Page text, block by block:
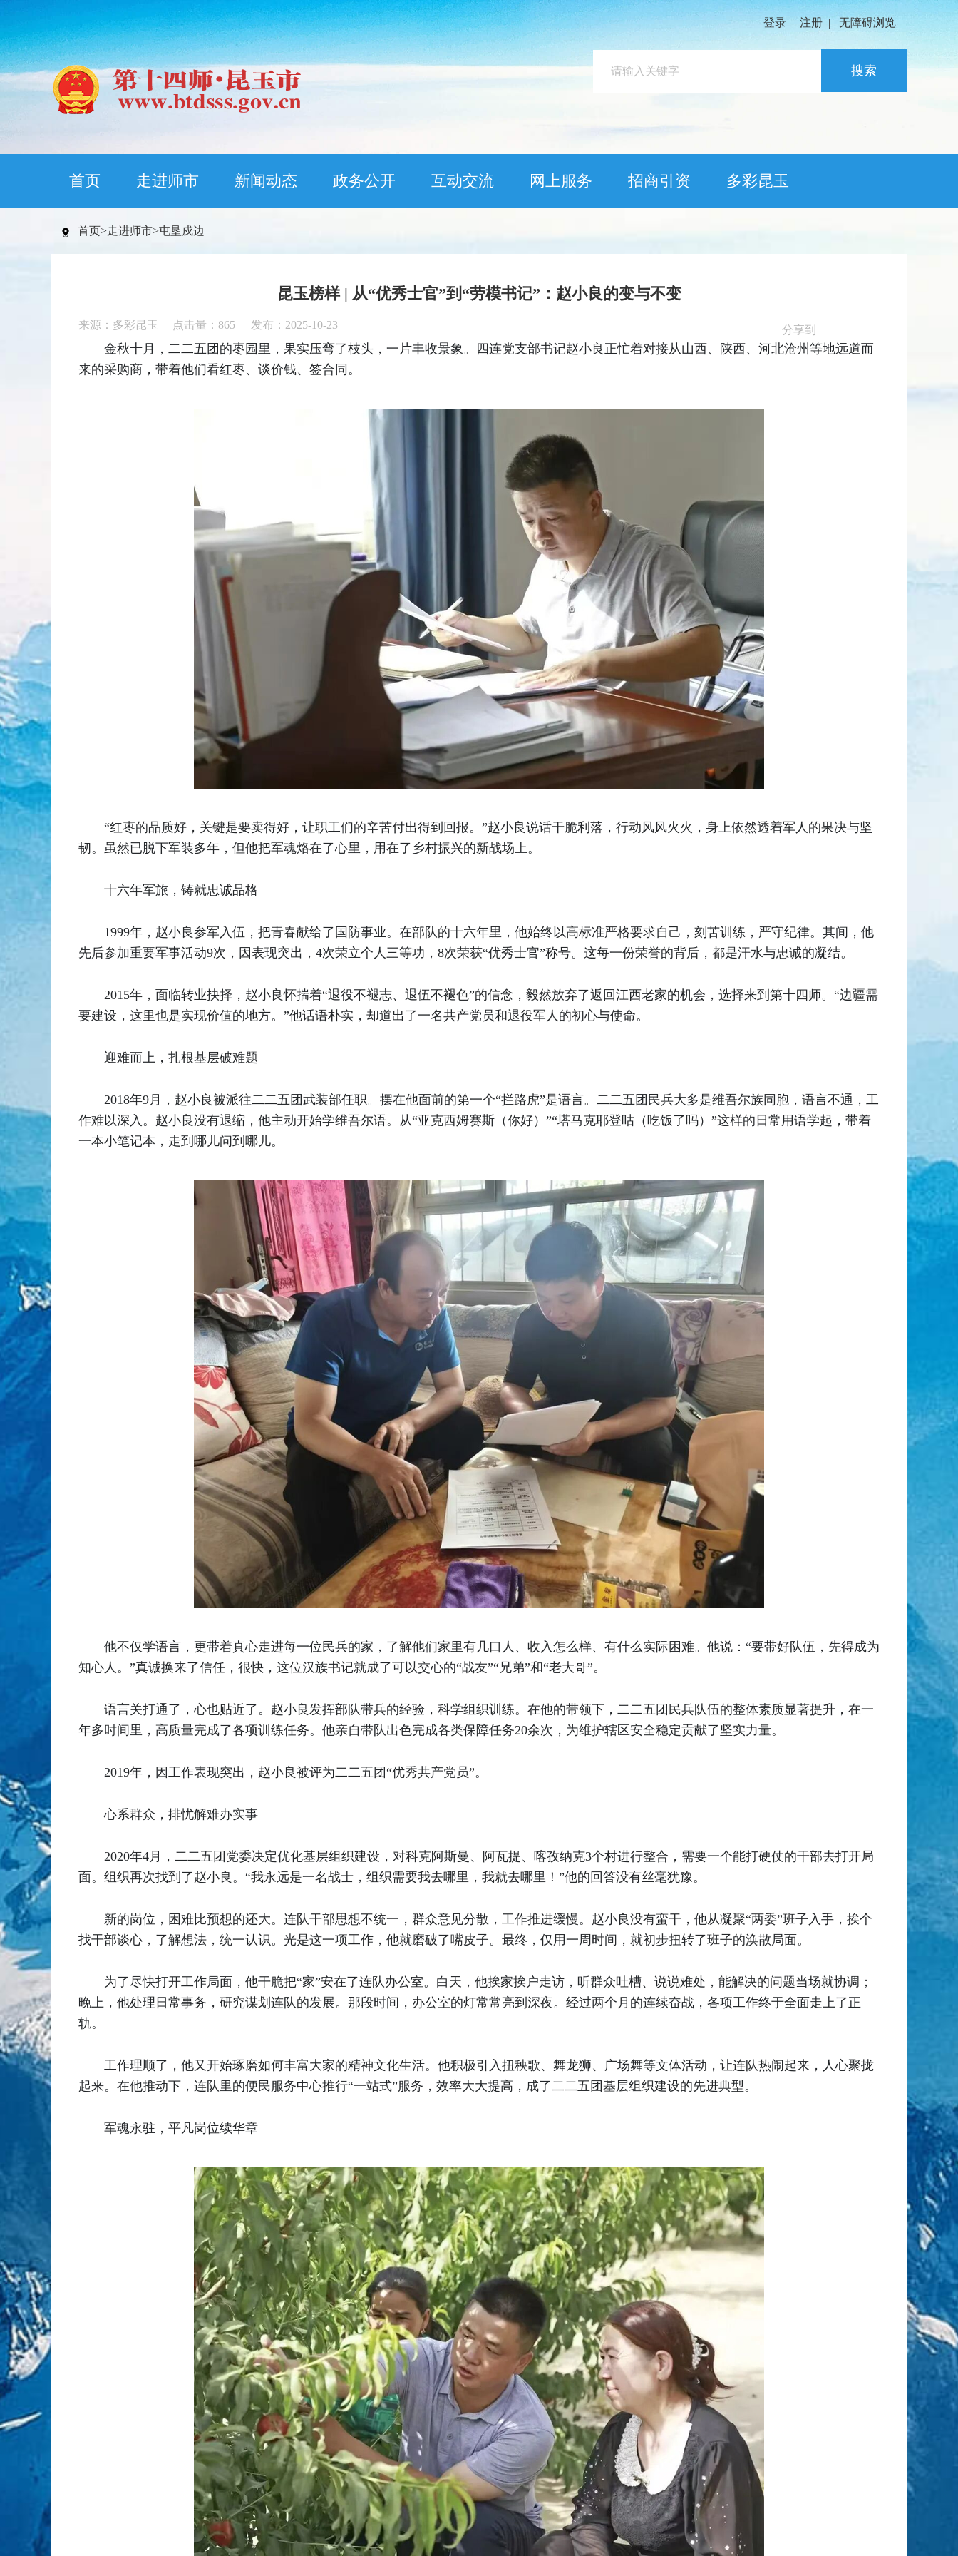
登录 | 注册 | 无障碍浏览
搜索
首页 走进师市 新闻动态 政务公开 互动交流 网上服务 招商引资 多彩昆玉
首页>走进师市>屯垦戍边
昆玉榜样 | 从“优秀士官”到“劳模书记”：赵小良的变与不变
来源：多彩昆玉 点击量： 865 发布：2025-10-23 分享到
金秋十月，二二五团的枣园里，果实压弯了枝头，一片丰收景象。四连党支部书记赵小良正忙着对接从山西、陕西、河北沧州等地远道而
来的采购商，带着他们看红枣、谈价钱、签合同。
“红枣的品质好，关键是要卖得好，让职工们的辛苦付出得到回报。”赵小良说话干脆利落，行动风风火火，身上依然透着军人的果决与坚
韧。虽然已脱下军装多年，但他把军魂烙在了心里，用在了乡村振兴的新战场上。
十六年军旅，铸就忠诚品格
1999年，赵小良参军入伍，把青春献给了国防事业。在部队的十六年里，他始终以高标准严格要求自己，刻苦训练，严守纪律。其间，他
先后参加重要军事活动9次，因表现突出，4次荣立个人三等功，8次荣获“优秀士官”称号。这每一份荣誉的背后，都是汗水与忠诚的凝结。
2015年，面临转业抉择，赵小良怀揣着“退役不褪志、退伍不褪色”的信念，毅然放弃了返回江西老家的机会，选择来到第十四师。“边疆需
要建设，这里也是实现价值的地方。”他话语朴实，却道出了一名共产党员和退役军人的初心与使命。
迎难而上，扎根基层破难题
2018年9月，赵小良被派往二二五团武装部任职。摆在他面前的第一个“拦路虎”是语言。二二五团民兵大多是维吾尔族同胞，语言不通，工
作难以深入。赵小良没有退缩，他主动开始学维吾尔语。从“亚克西姆赛斯（你好）”“塔马克耶登咕（吃饭了吗）”这样的日常用语学起，带着
一本小笔记本，走到哪儿问到哪儿。
他不仅学语言，更带着真心走进每一位民兵的家，了解他们家里有几口人、收入怎么样、有什么实际困难。他说：“要带好队伍，先得成为
知心人。”真诚换来了信任，很快，这位汉族书记就成了可以交心的“战友”“兄弟”和“老大哥”。
语言关打通了，心也贴近了。赵小良发挥部队带兵的经验，科学组织训练。在他的带领下，二二五团民兵队伍的整体素质显著提升，在一
年多时间里，高质量完成了各项训练任务。他亲自带队出色完成各类保障任务20余次，为维护辖区安全稳定贡献了坚实力量。
2019年，因工作表现突出，赵小良被评为二二五团“优秀共产党员”。
心系群众，排忧解难办实事
2020年4月，二二五团党委决定优化基层组织建设，对科克阿斯曼、阿瓦提、喀孜纳克3个村进行整合，需要一个能打硬仗的干部去打开局
面。组织再次找到了赵小良。“我永远是一名战士，组织需要我去哪里，我就去哪里！”他的回答没有丝毫犹豫。
新的岗位，困难比预想的还大。连队干部思想不统一，群众意见分散，工作推进缓慢。赵小良没有蛮干，他从凝聚“两委”班子入手，挨个
找干部谈心，了解想法，统一认识。光是这一项工作，他就磨破了嘴皮子。最终，仅用一周时间，就初步扭转了班子的涣散局面。
为了尽快打开工作局面，他干脆把“家”安在了连队办公室。白天，他挨家挨户走访，听群众吐槽、说说难处，能解决的问题当场就协调；
晚上，他处理日常事务，研究谋划连队的发展。那段时间，办公室的灯常常亮到深夜。经过两个月的连续奋战，各项工作终于全面走上了正
轨。
工作理顺了，他又开始琢磨如何丰富大家的精神文化生活。他积极引入扭秧歌、舞龙狮、广场舞等文体活动，让连队热闹起来，人心聚拢
起来。在他推动下，连队里的便民服务中心推行“一站式”服务，效率大大提高，成了二二五团基层组织建设的先进典型。
军魂永驻，平凡岗位续华章